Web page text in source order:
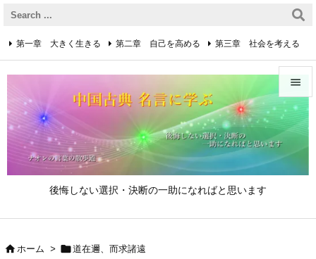
後悔しない選択・決断の一助になればと思います


メニュ

第一章 大きく生きる 第二章 自己を高める 第三章 社会を考える
第四章 着実に生きる 第五章 逆境を乗り越えるための心得
第六章 成功の心得 第七章 人と接するための心得
第八章 リーダーの心得
 ホーム > 道在邇、而求諸遠